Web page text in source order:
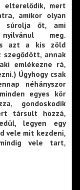
elterelődik, mert
amikor olyan
súrolja őt, ami
meg.
azt a kis zöld
szegődött, annak
emlékezne rá,
Úgyhogy csak
néhányszor
egyes kör
gondoskodik
társult hozzá,
legyen egy
vele mit kezdeni,
vele tart,